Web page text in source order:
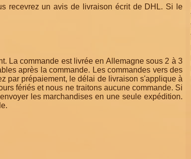
recevrez un avis de livraison écrit de DHL. Si le
La commande est livrée en Allemagne sous 2 à 3
après la commande. Les commandes vers des
par prépaiement, le délai de livraison s'applique à
fériés et nous ne traitons aucune commande. Si
les marchandises en une seule expédition.